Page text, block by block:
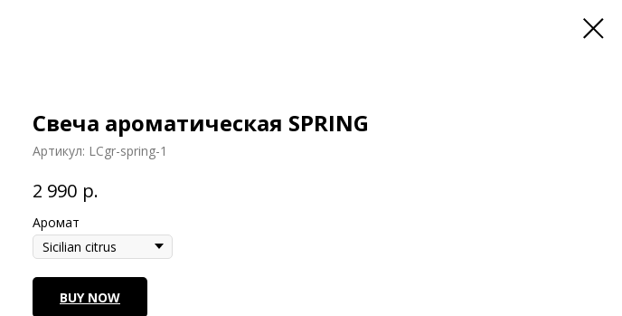
Свеча ароматическая SPRING
Артикул: LCgr-spring-1
2 990 р.
Аромат
BUY NOW